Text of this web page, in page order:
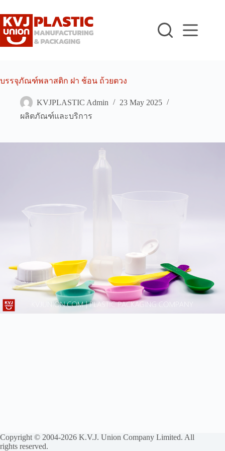
to
content
บรรจุภัณฑ์พลาสติก ฝา ช้อน ถ้วยตวง
KVJPLASTIC Admin
23 May 2025
ผลิตภัณฑ์และบริการ
Copyright © 2004-2026 K.V.J. Union Company Limited. All
rights reserved.